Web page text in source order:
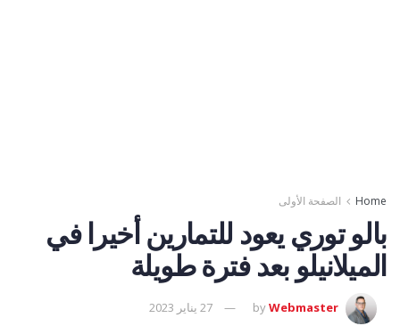
Home الصفحة الأولى
بالو توري يعود للتمارين أخيرا في
الميلانيلو بعد فترة طويلة
byWebmaster 27 يناير 2023